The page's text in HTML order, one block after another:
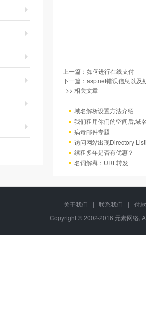
上一篇： 如何进行在线支付
下一篇： asp.net错误信息以及
>> 相关文章
域名解析设置方法介绍
我们租用你们的空间后,域
病毒邮件专题
访问网站出现Directory
续租多年是否有优惠？
名词解释：URL转发
关于我们 | 联系我们 |
付
Copyright © 2002-2016 元素网络,